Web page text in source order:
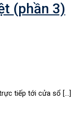
(phần 3)
tiếp tới cửa sổ […]